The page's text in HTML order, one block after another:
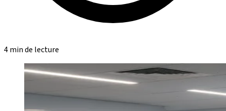
4 min de lecture